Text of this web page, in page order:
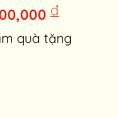
đ
quà tặng